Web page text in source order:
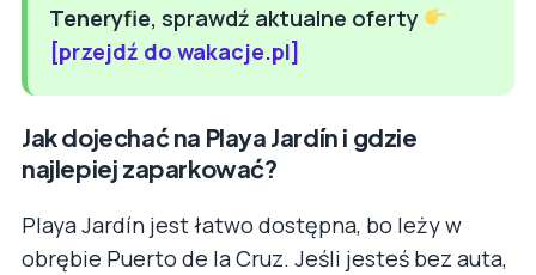
Teneryfie, sprawdź aktualne oferty
[przejdź do wakacje.pl]
Jak dojechać na Playa Jardín i gdzie
najlepiej zaparkować?
Playa Jardín jest łatwo dostępna, bo leży w
obrębie Puerto de la Cruz. Jeśli jesteś bez auta,